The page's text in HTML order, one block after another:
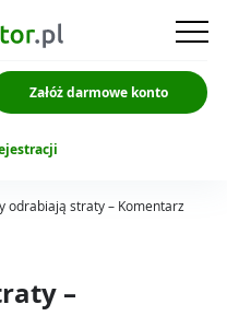
Załóż darmowe konto
odrabiają straty – Komentarz
–